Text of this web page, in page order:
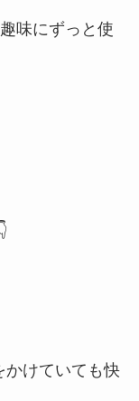
味にずっと使
かけていても快